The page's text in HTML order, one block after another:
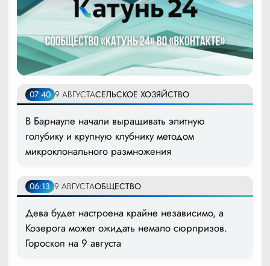
07:40 9 АВГУСТАСЕЛЬСКОЕ ХОЗЯЙСТВО
В Барнауле начали выращивать элитную
голубику и крупную клубнику методом
микроклонального размножения
06:13 9 АВГУСТАОБЩЕСТВО
Дева будет настроена крайне независимо, а
Козерога может ожидать немало сюрпризов.
Гороскоп на 9 августа